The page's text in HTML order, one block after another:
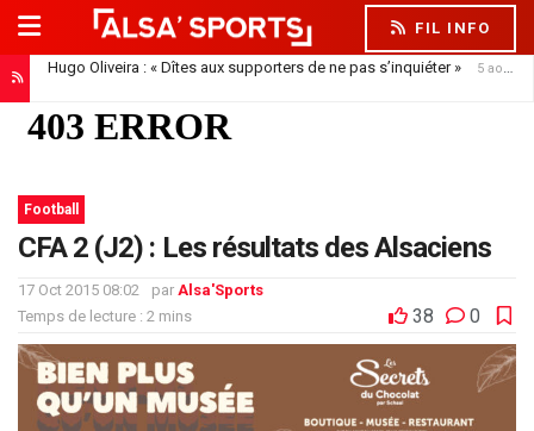
FIL INFO
Hugo Oliveira : « Dîtes aux supporters de ne pas s’inquiéter »
5 août 2026
Football
CFA 2 (J2) : Les résultats des Alsaciens
17 Oct 2015 08:02 par Alsa'Sports
Temps de lecture : 2 mins
38 0